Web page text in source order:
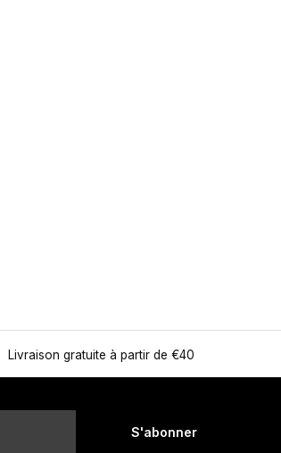
Livraison gratuite à partir de €40
S'abonner